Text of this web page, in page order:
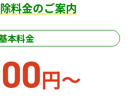
料金のご案内
本料金
円〜